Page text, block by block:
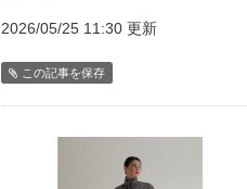
2026/05/25 11:30 更新
この記事を保存